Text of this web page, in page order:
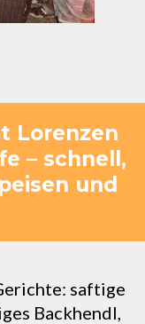
Lorenzen
– schnell,
und
saftige
Backhendl,